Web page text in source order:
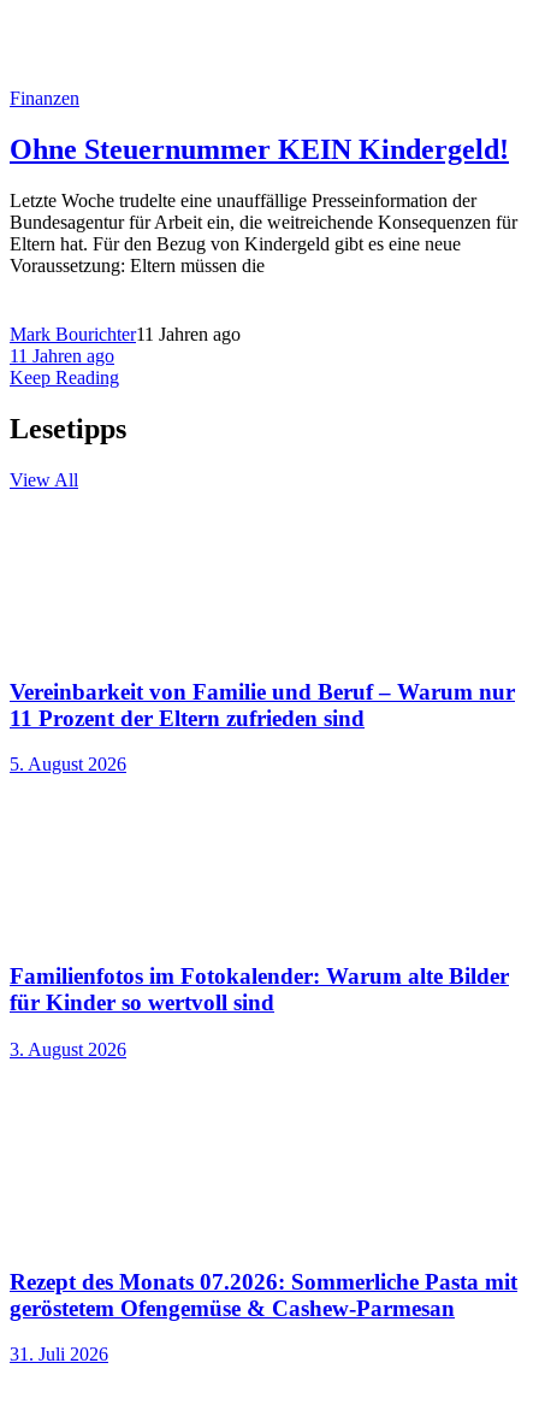
Finanzen
Ohne Steuernummer KEIN Kindergeld!
Letzte Woche trudelte eine unauffällige Presseinformation der
Bundesagentur für Arbeit ein, die weitreichende Konsequenzen für
Eltern hat. Für den Bezug von Kindergeld gibt es eine neue
Voraussetzung: Eltern müssen die
Mark Bourichter11 Jahren ago
11 Jahren ago
Keep Reading
Lesetipps
View All
Vereinbarkeit von Familie und Beruf – Warum nur
11 Prozent der Eltern zufrieden sind
5. August 2026
Familienfotos im Fotokalender: Warum alte Bilder
für Kinder so wertvoll sind
3. August 2026
Rezept des Monats 07.2026: Sommerliche Pasta mit
geröstetem Ofengemüse & Cashew-Parmesan
31. Juli 2026